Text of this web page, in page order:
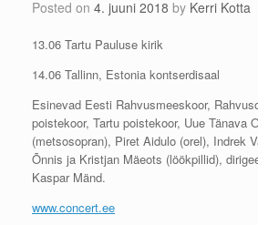
Posted on 4. juuni 2018 by Kerri Kotta
13.06 Tartu Pauluse kirik
14.06 Tallinn, Estonia kontserdisaal
Esinevad Eesti Rahvusmeeskoor,
poistekoor, Tartu poistekoor, Uue Tänava
(metsosopran), Piret Aidulo (orel), Indrek
Õnnis ja Kristjan Mäeots (löökpillid),
Kaspar Mänd.
www.concert.ee